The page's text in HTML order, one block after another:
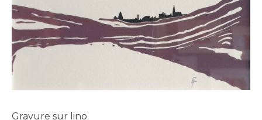
Gravure sur lino